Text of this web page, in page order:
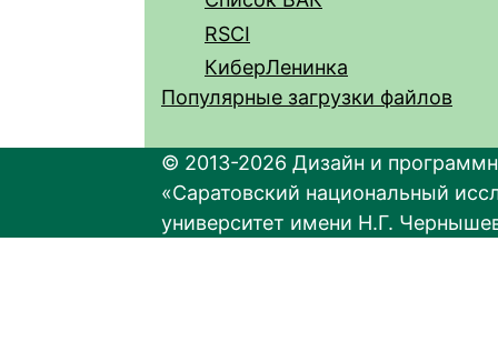
RSCI
КиберЛенинка
Популярные загрузки файлов
© 2013-2026 Дизайн и
«Саратовский национальный
университет имени Н.Г.